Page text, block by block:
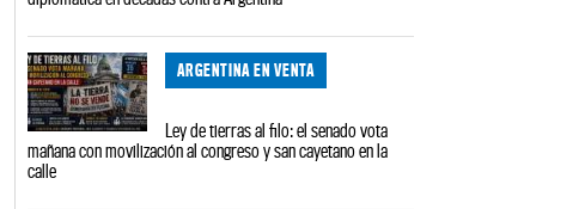
ARGENTINA EN VENTA
Ley de tierras al filo: el senado vota
mañana con movilización al congreso y san cayetano en la
calle